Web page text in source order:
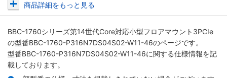
商品詳細をもっと見る
BBC-1760シリーズ第14世代Core対応小型フロアマウント3PCIe
の型番BBC-1760-P316N7DS04S02-W11-46のページです。
型番BBC-1760-P316N7DS04S02-W11-46に関する仕様情報を記
載しております。